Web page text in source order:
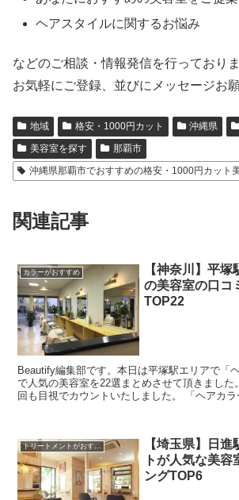
ヘアスタイルに関するお悩み
などのご相談・情報発信を行っておりま
お気軽にご登録、並びにメッセージお
地域 格安・1000円カット 沖縄県
美容室を探す
那覇市
沖縄県那覇市でおすすめの格安・1000円カット
関連記事
カラーがおすすめ
【神奈川】平
の美容室の口コ
TOP22
Beautify編集部です。本日は平塚駅エリアで「
で人気の美容室を22選まとめさせて頂きました
回も目視でカウントいたしました。 「ヘアカ
トリートメントがおすすめ
【埼玉県】日
トが人気な美
ングTOP6